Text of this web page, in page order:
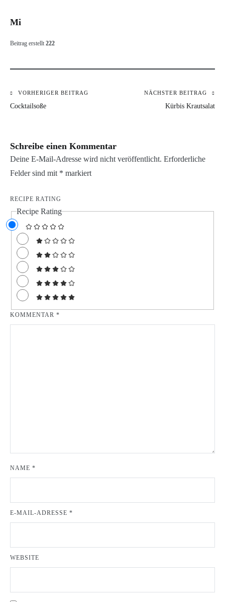
Mi
Beitrag erstellt 222
Beitragsnavigation
VORHERIGER BEITRAG
Cocktailsoße
NÄCHSTER BEITRAG
Kürbis Krautsalat
Schreibe einen Kommentar
Deine E-Mail-Adresse wird nicht veröffentlicht. Erforderliche
Felder sind mit * markiert
RECIPE RATING
Recipe Rating
KOMMENTAR *
NAME *
E-MAIL-ADRESSE *
WEBSITE